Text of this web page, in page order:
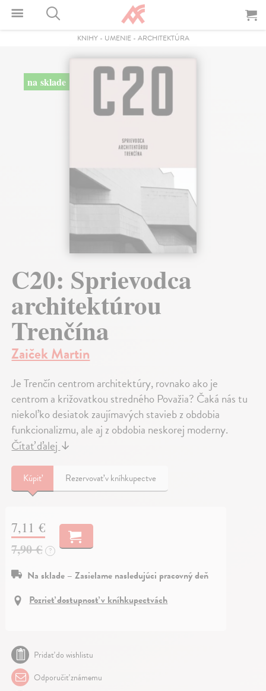
KNIHY- UMENIE- ARCHITEKTÚRA
na sklade
C20: Sprievodca
architektúrou
Trenčína
Zaiček Martin
Je Trenčín centrom architektúry, rovnako ako je
centrom a križovatkou stredného Považia? Čaká nás tu
niekoľko desiatok zaujímavých stavieb z obdobia
funkcionalizmu, ale aj z obdobia neskorej moderny.
Čítať ďalej↓
Kúpiť Rezervovať v kníhkupectve
7,11 €
7,90 € ?
Na sklade – Zasielame nasledujúci pracovný deň
Pozrieť dostupnosť v kníhkupectvách
Pridať do wishlistu
Odporučiť známemu